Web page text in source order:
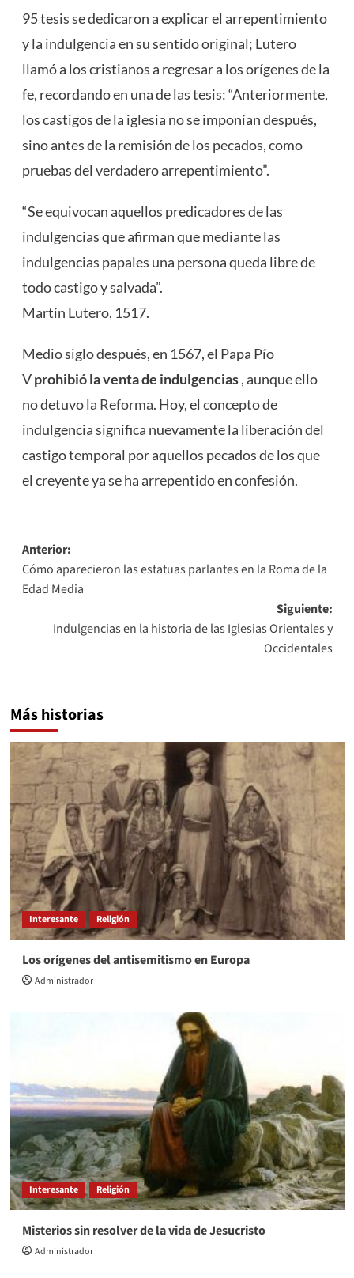
95 tesis se dedicaron a explicar el arrepentimiento
y la indulgencia en su sentido original; Lutero
llamó a los cristianos a regresar a los orígenes de la
fe, recordando en una de las tesis: “Anteriormente,
los castigos de la iglesia no se imponían después,
sino antes de la remisión de los pecados, como
pruebas del verdadero arrepentimiento”.
“Se equivocan aquellos predicadores de las
indulgencias que afirman que mediante las
indulgencias papales una persona queda libre de
todo castigo y salvada”.
Martín Lutero, 1517.
Medio siglo después, en 1567, el Papa Pío
Vprohibió la venta de indulgencias, aunque ello
no detuvo la Reforma. Hoy, el concepto de
indulgencia significa nuevamente la liberación del
castigo temporal por aquellos pecados de los que
el creyente ya se ha arrepentido en confesión.
Navegación
de
entradas
Anterior:
Cómo aparecieron las estatuas parlantes en la Roma de la
Edad Media
Siguiente:
Indulgencias en la historia de las Iglesias Orientales y
Occidentales
Más historias
Interesante Religión
Los orígenes del antisemitismo en Europa
Administrador
Interesante Religión
Misterios sin resolver de la vida de Jesucristo
Administrador